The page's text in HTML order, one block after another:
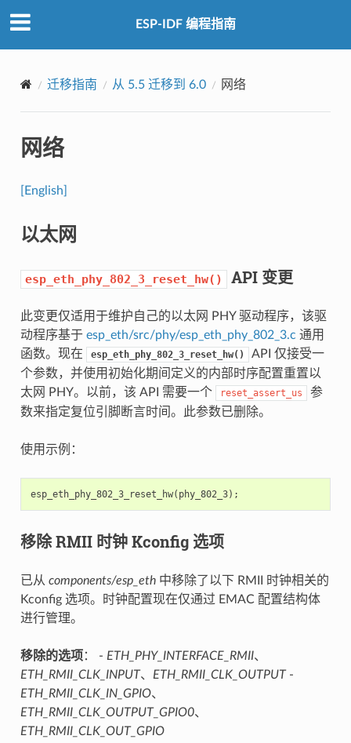
ESP-IDF 编程指南
迁移指南 从 5.5 迁移到 6.0 网络
网络
[English]
以太网
esp_eth_phy_802_3_reset_hw() API 变更
此变更仅适用于维护自己的以太网 PHY 驱动程序，该驱
动程序基于 esp_eth/src/phy/esp_eth_phy_802_3.c 通用
函数。现在
esp_eth_phy_802_3_reset_hw()
API 仅接受一
个参数，并使用初始化期间定义的内部时序配置重置以
太网 PHY。以前，该 API 需要一个
reset_assert_us
参
数来指定复位引脚断言时间。此参数已删除。
使用示例：
esp_eth_phy_802_3_reset_hw( phy_802_3);
移除 RMII 时钟 Kconfig 选项
已从 components/esp_eth中移除了以下 RMII 时钟相关的
Kconfig 选项。时钟配置现在仅通过 EMAC 配置结构体
进行管理。
移除的选项 ： - ETH_PHY_INTERFACE_RMII、
ETH_RMII_CLK_INPUT、 ETH_RMII_CLK_OUTPUT-
ETH_RMII_CLK_IN_GPIO、
ETH_RMII_CLK_OUTPUT_GPIO0、
ETH_RMII_CLK_OUT_GPIO